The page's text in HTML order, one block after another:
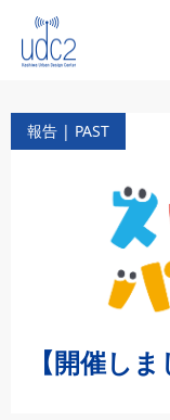
報告 | PAST
【開催し